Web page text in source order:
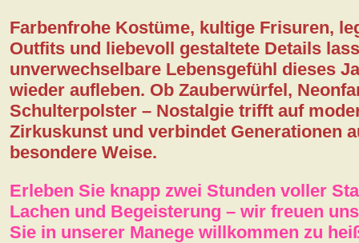
Farbenfrohe Kostüme, kultige Frisuren,
Outfits und liebevoll gestaltete Details
unverwechselbare Lebensgefühl dieses
wieder aufleben. Ob Zauberwürfel,
Schulterpolster – Nostalgie trifft auf
Zirkuskunst und verbindet Generationen
besondere Weise.
Erleben Sie knapp zwei Stunden voller
Lachen und Begeisterung – wir freuen
Sie in unserer Manege willkommen zu